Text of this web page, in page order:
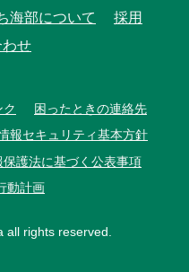
海部について
採用
わせ
ク
困ったときの連絡先
報セキュリティ基本方針
保護法に基づく公表事項
動計画
all rights reserved.